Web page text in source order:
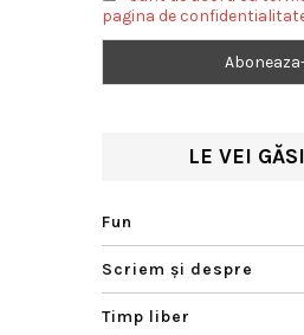
pagina de
LE VEI
Fun
Scriem şi despre
Timp liber